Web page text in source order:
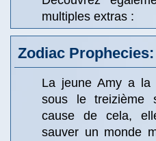
multiples extras :
Zodiac
La jeune Amy a la
sous le treizième
cause de cela,
sauver un monde